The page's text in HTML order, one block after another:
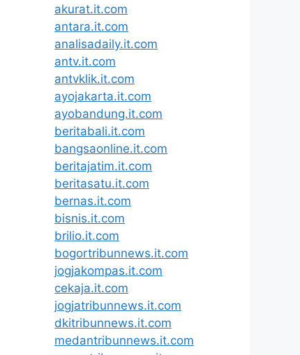
akurat.it.com
antara.it.com
analisadaily.it.com
antv.it.com
antvklik.it.com
ayojakarta.it.com
ayobandung.it.com
beritabali.it.com
bangsaonline.it.com
beritajatim.it.com
beritasatu.it.com
bernas.it.com
bisnis.it.com
brilio.it.com
bogortribunnews.it.com
jogjakompas.it.com
cekaja.it.com
jogjatribunnews.it.com
dkitribunnews.it.com
medantribunnews.it.com